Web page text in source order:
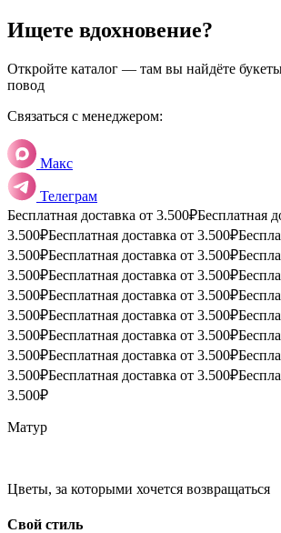
Ищете вдохновение?
Откройте каталог — там вы найдёте
повод
Связаться с менеджером:
Макс
Телеграм
Бесплатная доставка от 3.500₽Бесплатная
3.500₽Бесплатная доставка от 3.500₽
3.500₽Бесплатная доставка от 3.500₽
3.500₽Бесплатная доставка от 3.500₽
3.500₽Бесплатная доставка от 3.500₽
3.500₽Бесплатная доставка от 3.500₽
3.500₽Бесплатная доставка от 3.500₽
3.500₽Бесплатная доставка от 3.500₽
3.500₽Бесплатная доставка от 3.500₽
3.500₽
Матур
Цветы, за которыми хочется возвращаться
Свой стиль